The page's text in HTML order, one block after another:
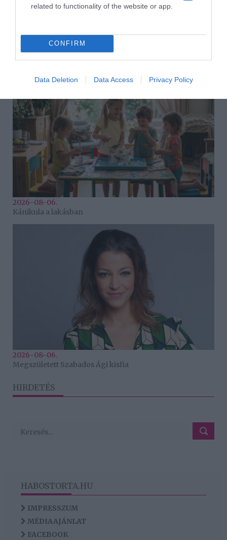
related to functionality of the website or app.
CONFIRM
Data Deletion Data Access Privacy Policy
2026-08-06.
Ahány ház, annyi hűsítő
2026-08-06.
Kánikula a lakásban
2026-08-06.
Megszületett Szabados Ági kisfia
HIRDETÉS
HABOSTORTA.HU
IMPRESSZUM
MÉDIAAJÁNLAT
FACEBOOK